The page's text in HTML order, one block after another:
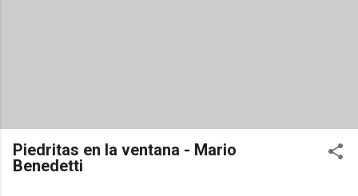
Piedritas en la ventana - Mario
Benedetti